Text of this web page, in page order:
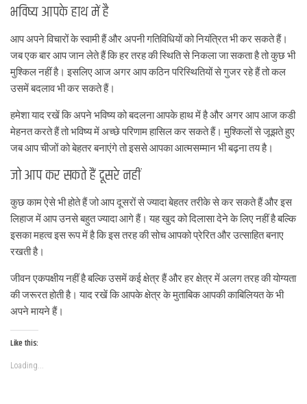
भविष्य आपके हाथ में है
आप अपने विचारों के स्वामी हैं और अपनी गतिविधियों को नियंत्रित भी कर सकते हैं।
जब एक बार आप जान लेते हैं कि हर तरह की स्थिति से निकला जा सकता है तो कुछ भी
मुश्किल नहीं है। इसलिए आज अगर आप कठिन परिस्थितियों से गुजर रहे हैं तो कल
उसमें बदलाव भी कर सकते हैं।
हमेशा याद रखें कि अपने भविष्य को बदलना आपके हाथ में है और अगर आप आज कडी
मेहनत करते हैं तो भविष्य में अच्छे परिणाम हासिल कर सकते हैं। मुश्किलों से जूझते हुए
जब आप चीजों को बेहतर बनाएंगे तो इससे आपका आत्मसम्मान भी बढ़ना तय है।
जो आप कर सकते हैं दूसरे नहीं
कुछ काम ऐसे भी होते हैं जो आप दूसरों से ज्यादा बेहतर तरीके से कर सकते हैं और इस
लिहाज में आप उनसे बहुत ज्यादा आगे हैं। यह खुद को दिलासा देने के लिए नहीं है बल्कि
इसका महत्व इस रूप में है कि इस तरह की सोच आपको प्रेरित और उत्साहित बनाए
रखती है।
जीवन एकपक्षीय नहीं है बल्कि उसमें कई क्षेत्र हैं और हर क्षेत्र में अलग तरह की योग्यता
की जरूरत होती है। याद रखें कि आपके क्षेत्र के मुताबिक आपकी काबिलियत के भी
अपने मायने हैं।
Like this:
Loading...